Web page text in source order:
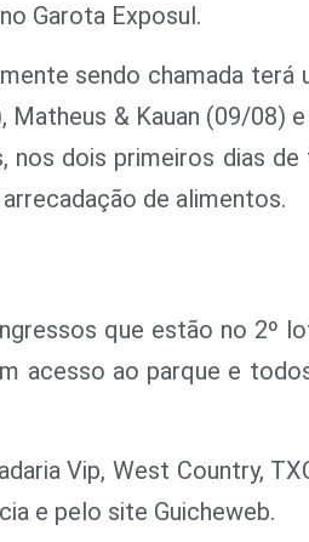
Garota Exposul.
sendo chamada
& Kauan (09/08)
dois primeiros dias
de alimentos.
que estão no 2º
acesso ao parque e
Vip, West Country,
e pelo site Guicheweb.